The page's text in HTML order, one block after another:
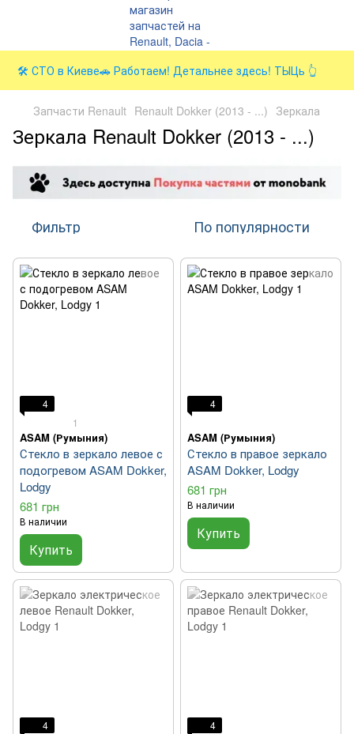
🛠️ СТО в Киеве🚗 Работаем! Детальнее здесь! ТЫЦь 👆
Запчасти Renault Renault Dokker (2013 - ...) Зеркала
Зеркала Renault Dokker (2013 - ...)
Фильтр По популярности
4
1
ASAM (Румыния)
Стекло в зеркало левое с
подогревом ASAM Dokker,
Lodgy
681 грн
В наличии
Купить
4
ASAM (Румыния)
Стекло в правое зеркало
ASAM Dokker, Lodgy
681 грн
В наличии
Купить
4 4